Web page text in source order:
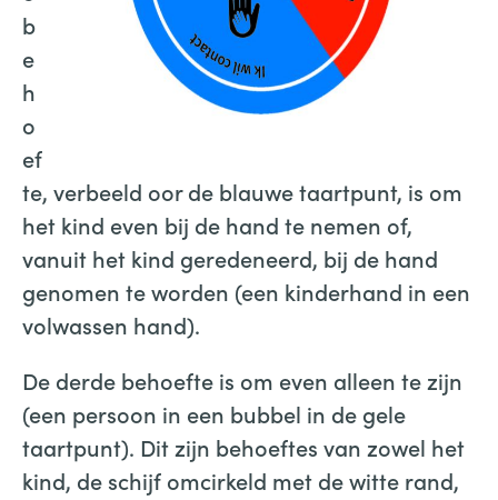
b
e
h
o
ef
te, verbeeld oor de blauwe taartpunt, is om
het kind even bij de hand te nemen of,
vanuit het kind geredeneerd, bij de hand
genomen te worden (een kinderhand in een
volwassen hand).
De derde behoefte is om even alleen te zijn
(een persoon in een bubbel in de gele
taartpunt). Dit zijn behoeftes van zowel het
kind, de schijf omcirkeld met de witte rand,